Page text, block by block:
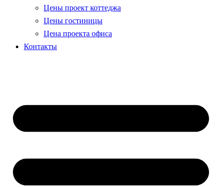
Цены проект коттеджа
Цены гостиницы
Цена проекта офиса
Контакты